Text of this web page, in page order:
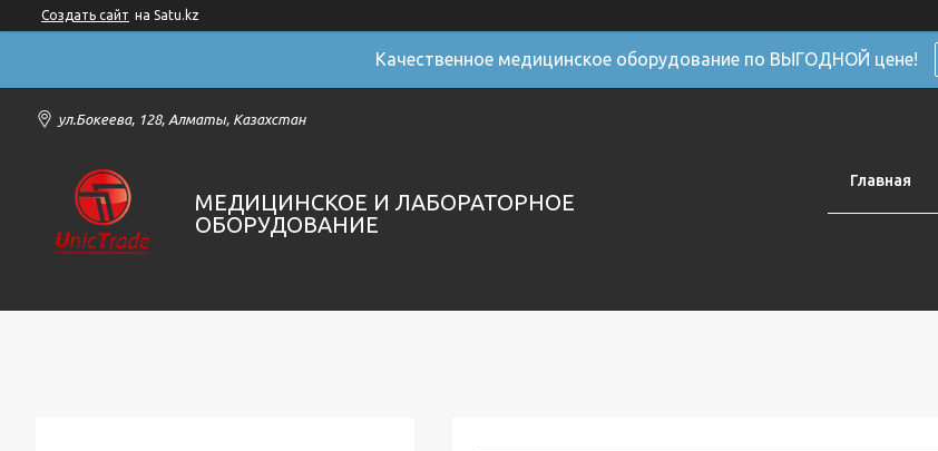
Создать сайт на Satu.kz
Качественное медицинское оборудование по ВЫГОДНОЙ цене!
ул.Бокеева, 128, Алматы, Казахстан
МЕДИЦИНСКОЕ И ЛАБОРАТОРНОЕ
ОБОРУДОВАНИЕ
Главная